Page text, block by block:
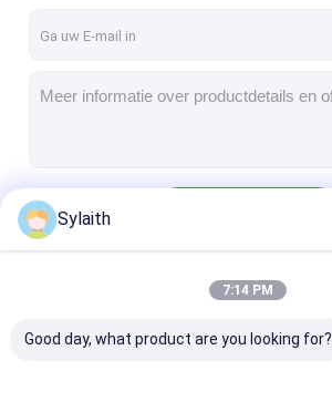
Sylaith
7:14 PM
Good day, what product are you looking for?